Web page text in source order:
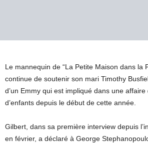
Le mannequin de “La Petite Maison dans la
continue de soutenir son mari Timothy
d’un Emmy qui est impliqué dans une
d’enfants depuis le début de cette année.
Gilbert, dans sa première interview depuis
en février, a déclaré à George